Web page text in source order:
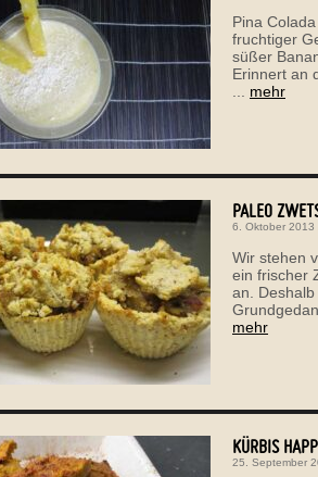
Pina
fruchtiger
süßer
Erinnert an
... mehr
PALEO
6. Oktober 2013
Wir stehen
ein frischer
an.
mehr
KÜRBIS
25. September